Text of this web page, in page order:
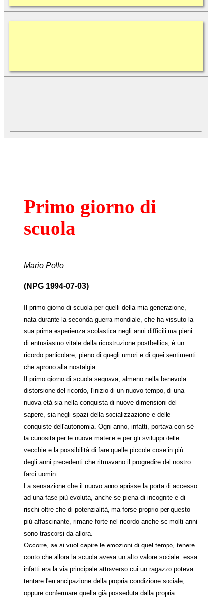
Primo giorno di
scuola
Mario Pollo
(NPG 1994-07-03)
Il primo giorno di scuola per quelli della mia generazione,
nata durante la seconda guerra mondiale, che ha vissuto la
sua prima esperienza scolastica negli anni difficili ma pieni
di entusiasmo vitale della ricostruzione postbellica, è un
ricordo particolare, pieno di quegli umori e di quei sentimenti
che aprono alla nostalgia.
Il primo giorno di scuola segnava, almeno nella benevola
distorsione del ricordo, l'inizio di un nuovo tempo, di una
nuova età sia nella conquista di nuove dimensioni del
sapere, sia negli spazi della socializzazione e delle
conquiste dell'autonomia. Ogni anno, infatti, portava con sé
la curiosità per le nuove materie e per gli sviluppi delle
vecchie e la possibilità di fare quelle piccole cose in più
degli anni precedenti che ritmavano il progredire del nostro
farci uomini.
La sensazione che il nuovo anno aprisse la porta di accesso
ad una fase più evoluta, anche se piena di incognite e di
rischi oltre che di potenzialità, ma forse proprio per questo
più affascinante, rimane forte nel ricordo anche se molti anni
sono trascorsi da allora.
Occorre, se si vuol capire le emozioni di quel tempo, tenere
conto che allora la scuola aveva un alto valore sociale: essa
infatti era la via principale attraverso cui un ragazzo poteva
tentare l'emancipazione della propria condizione sociale,
oppure confermare quella già posseduta dalla propria